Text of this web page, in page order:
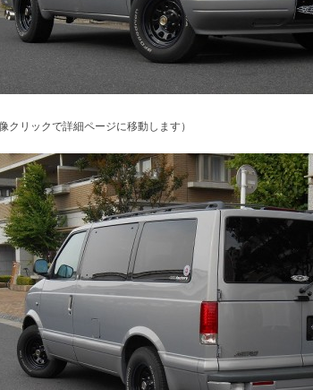
クリックで詳細ページに移動します）